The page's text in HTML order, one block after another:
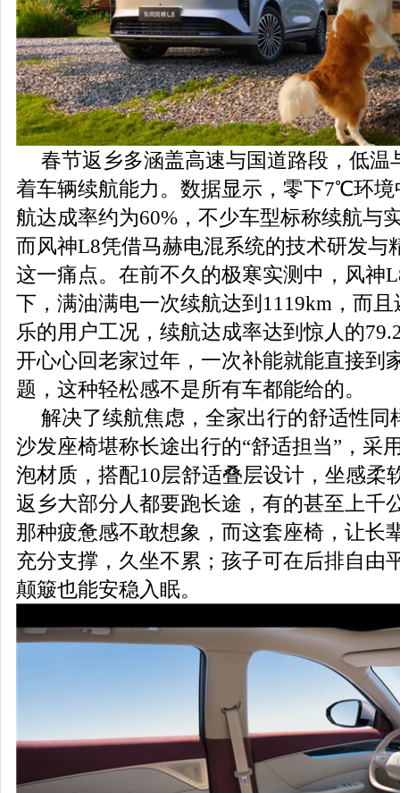
春节返乡多涵盖高速与国道路段，低温
着车辆续航能力。数据显示，零下7℃环
航达成率约为60%，不少车型标称续航与
而风神L8凭借马赫电混系统的技术研发与
这一痛点。在前不久的极寒实测中，风神
下，满油满电一次续航达到1119km，而
乐的用户工况，续航达成率达到惊人的
开心心回老家过年，一次补能就能直接到
题，这种轻松感不是所有车都能给的。
解决了续航焦虑，全家出行的舒适性同
沙发座椅堪称长途出行的“舒适担当”，采
泡材质，搭配10层舒适叠层设计，坐感柔
返乡大部分人都要跑长途，有的甚至上千
那种疲惫感不敢想象，而这套座椅，让长
充分支撑，久坐不累；孩子可在后排自由
颠簸也能安稳入眠。